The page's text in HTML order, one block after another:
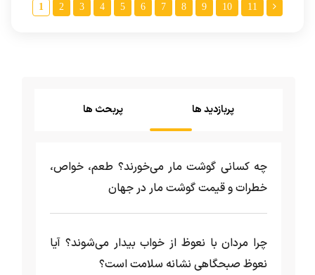
1 2 3 4 5 6 7 8 9 10 11
پربازدید ها پربحث ها
چه کسانی گوشت مار می‌خورند؟ طعم، خواص،
خطرات و قیمت گوشت مار در جهان
چرا مردان با نعوظ از خواب بیدار می‌شوند؟ آیا
نعوظ صبحگاهی نشانه سلامت است؟